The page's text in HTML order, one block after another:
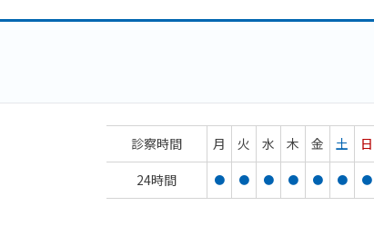
診察時間 月 火 水 木 金 土
日
24時間
● ● ● ● ● ● ●